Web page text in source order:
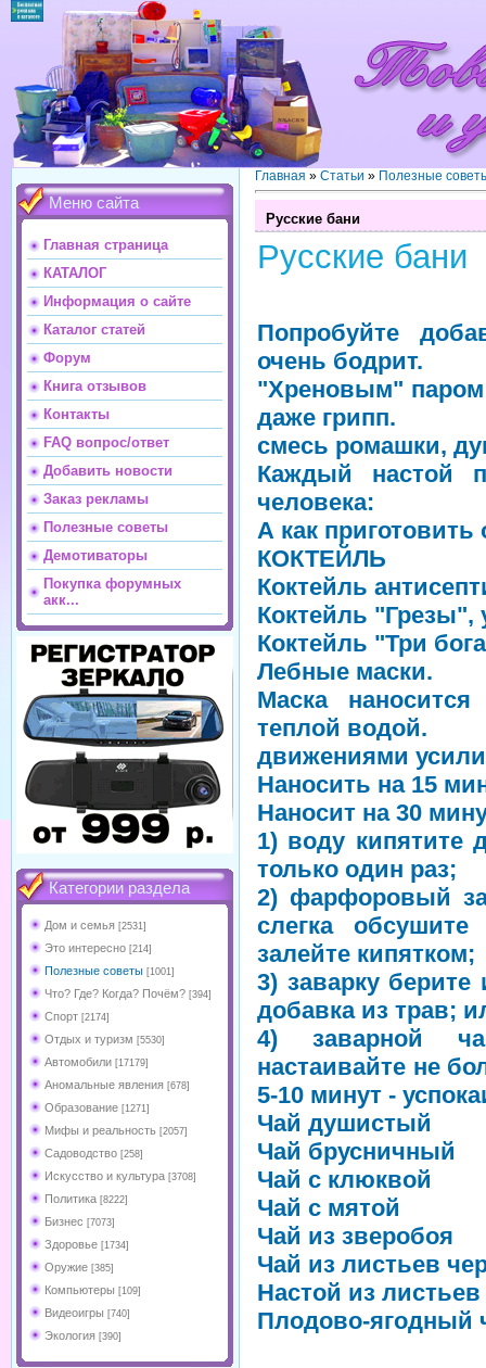
Меню сайта
Главная страница
КАТАЛОГ
Информация о сайте
Каталог статей
Форум
Книга отзывов
Контакты
FAQ вопрос/ответ
Добавить новости
Заказ рекламы
Полезные советы
Демотиваторы
Покупка форумных
акк...
Категории раздела
Дом и семья [2531]
Это интересно [214]
Полезные советы [1001]
Что? Где? Когда? Почём? [394]
Спорт [2174]
Отдых и туризм [5530]
Автомобили [17179]
Аномальные явления [678]
Образование [1271]
Мифы и реальность [2057]
Садоводство [258]
Искусство и культура [3708]
Политика [8222]
Бизнес [7073]
Здоровье [1734]
Оружие [385]
Компьютеры [109]
Видеоигры [740]
Экология [390]
Главная » Статьи » Полезные
Русские бани
Русские бани
Попробуйте
очень бодрит.
"Хреновым"
даже грипп.
смесь ромашки,
Каждый настой
человека:
А как приготовить
КОКТЕЙЛЬ
Коктейль
Коктейль
Коктейль "Три
Лебные маски.
Маска
теплой водой.
движениями
Наносить на 15
Наносит на 30
1) воду кипятите
только один раз;
2) фарфоровый
слегка
залейте кипятком;
3) заварку
добавка из трав;
4) заварной
настаивайте не
5-10 минут -
Чай душистый
Чай брусничный
Чай с клюквой
Чай с мятой
Чай из зверобоя
Чай из листьев
Настой из
Плодово-ягодный